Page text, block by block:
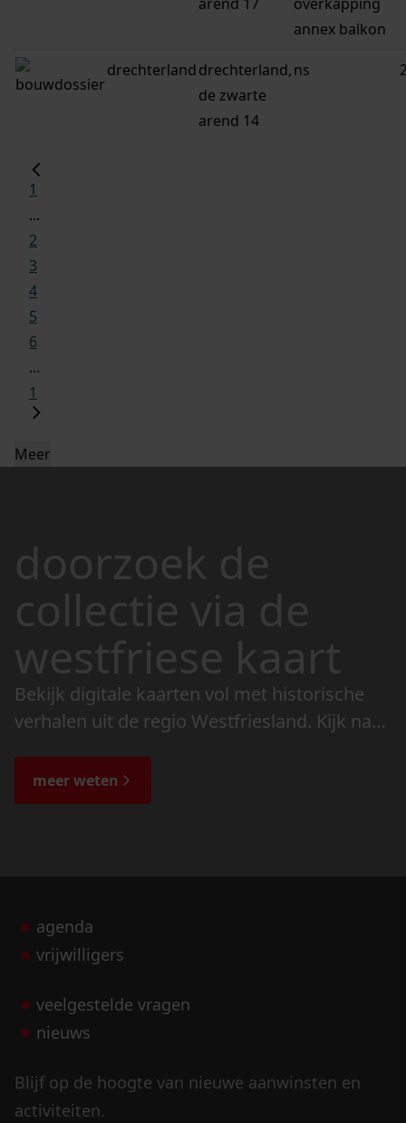
annex balkon
drechterlanddrechterland,
de zwarte
arend 14
ns
1
...
2
3
4
5
6
...
1
Meer
doorzoek de
collectie via de
westfriese kaart
Bekijk digitale kaarten vol met historische
verhalen uit de regio Westfriesland. Kijk naar
de bijzondere verhalen.
meer weten
agenda
vrijwilligers
veelgestelde vragen
nieuws
Blijf op de hoogte van nieuwe aanwinsten en
activiteiten.